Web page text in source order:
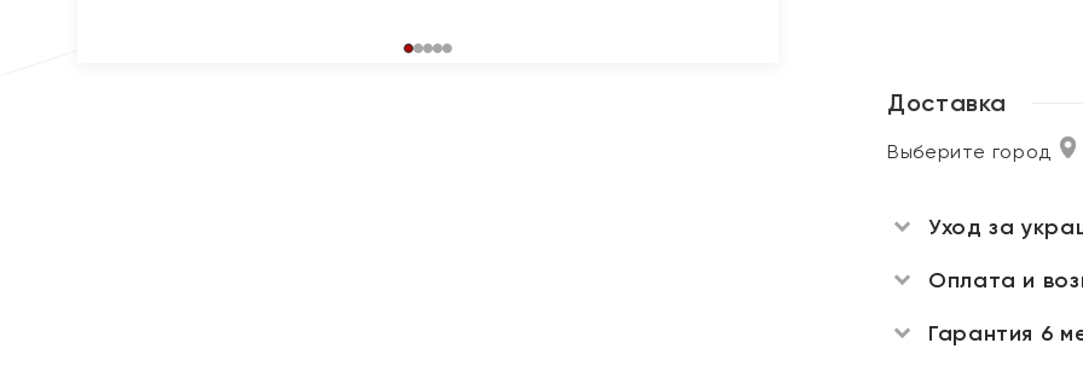
Доставка
Выберите город
Уход за
Оплата и
Гарантия 6